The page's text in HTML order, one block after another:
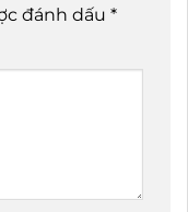
đánh dấu *